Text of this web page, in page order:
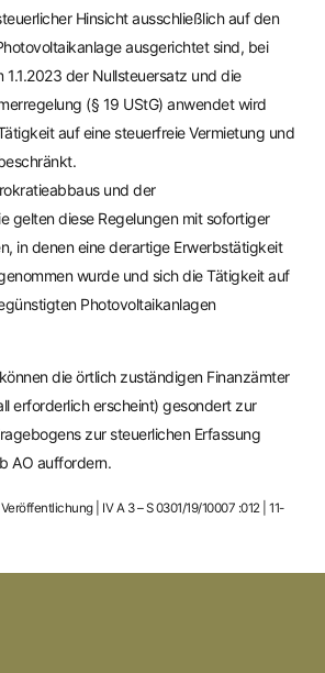
Hinsicht ausschließlich auf den
ausgerichtet sind, bei
1.1.2023 der Nullsteuersatz und die
(§ 19 UStG) anwendet wird
auf eine steuerfreie Vermietung und
und der
gelten diese Regelungen mit sofortiger
in denen eine derartige Erwerbstätigkeit
wurde und sich die Tätigkeit auf
Photovoltaikanlagen
die örtlich zuständigen Finanzämter
erforderlich erscheint) gesondert zur
zur steuerlichen Erfassung
AO auffordern.
| IV A 3 – S 0301/19/10007 :012 | 11-